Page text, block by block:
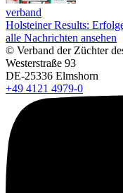
verband
Holsteiner Results:
alle Nachrichten ansehen
© Verband der Züchter
Westerstraße 93
DE-25336 Elmshorn
+49 4121 4979-0